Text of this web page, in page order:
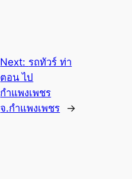
Next: รถทัวร์ ท่า
ตอน ไป
กำแพงเพชร
จ.กำแพงเพชร
→